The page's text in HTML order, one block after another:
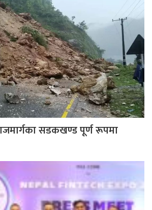
सडकखण्ड पूर्ण रूपमा